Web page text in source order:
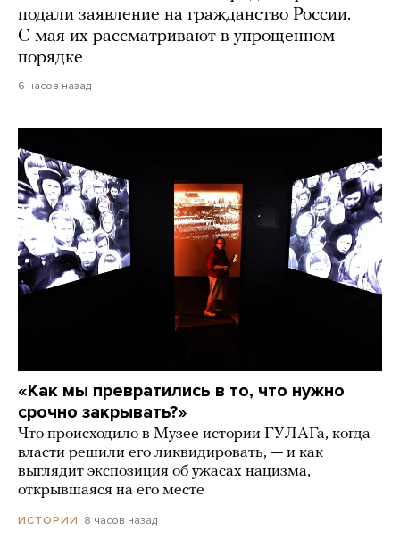
подали заявление на гражданство России.
С мая их рассматривают в упрощенном
порядке
6 часов назад
«Как мы превратились в то, что нужно
срочно закрывать?»
Что происходило в Музее истории ГУЛАГа, когда
власти решили его ликвидировать, — и как
выглядит экспозиция об ужасах нацизма,
открывшаяся на его месте
ИСТОРИИ 8 часов назад